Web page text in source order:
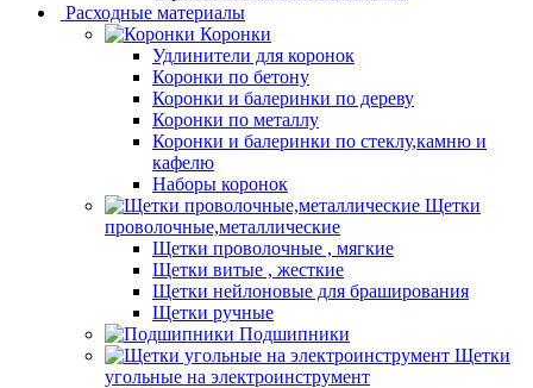
Расходные материалы
Коронки
Удлинители для коронок
Коронки по бетону
Коронки и балеринки по дереву
Коронки по металлу
Коронки и балеринки по стеклу,камню и
кафелю
Наборы коронок
Щетки
проволочные,металлические
Щетки проволочные , мягкие
Щетки витые , жесткие
Щетки нейлоновые для браширования
Щетки ручные
Подшипники
Щетки
угольные на электроинструмент